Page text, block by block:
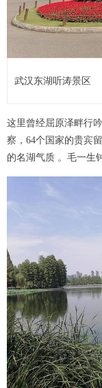
武汉东湖听涛景区
这里曾经屈原泽畔行
察，64个国家的贵宾
的名湖气质 。毛一生